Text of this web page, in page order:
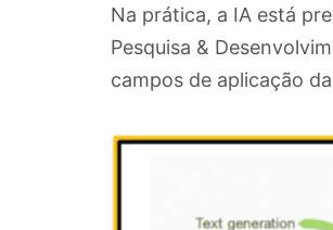
Na prática, a IA está
Pesquisa &
campos de aplicação